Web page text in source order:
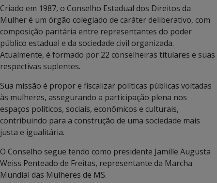
Criado em 1987, o Conselho Estadual dos Direitos da
Mulher é um órgão colegiado de caráter deliberativo, com
composição paritária entre representantes do poder
público estadual e da sociedade civil organizada.
Atualmente, é formado por 22 conselheiras titulares e suas
respectivas suplentes.
Sua missão é propor e fiscalizar políticas públicas voltadas
às mulheres, assegurando a participação plena nos
espaços políticos, sociais, econômicos e culturais,
contribuindo para a construção de uma sociedade mais
justa e igualitária.
O Conselho segue tendo como presidente Jamille Augusta
Weiss Penteado de Freitas, representante da Marcha
Mundial das Mulheres de MS.